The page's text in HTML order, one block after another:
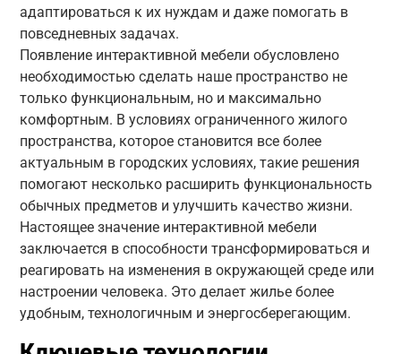
адаптироваться к их нуждам и даже помогать в
повседневных задачах.
Появление интерактивной мебели обусловлено
необходимостью сделать наше пространство не
только функциональным, но и максимально
комфортным. В условиях ограниченного жилого
пространства, которое становится все более
актуальным в городских условиях, такие решения
помогают несколько расширить функциональность
обычных предметов и улучшить качество жизни.
Настоящее значение интерактивной мебели
заключается в способности трансформироваться и
реагировать на изменения в окружающей среде или
настроении человека. Это делает жилье более
удобным, технологичным и энергосберегающим.